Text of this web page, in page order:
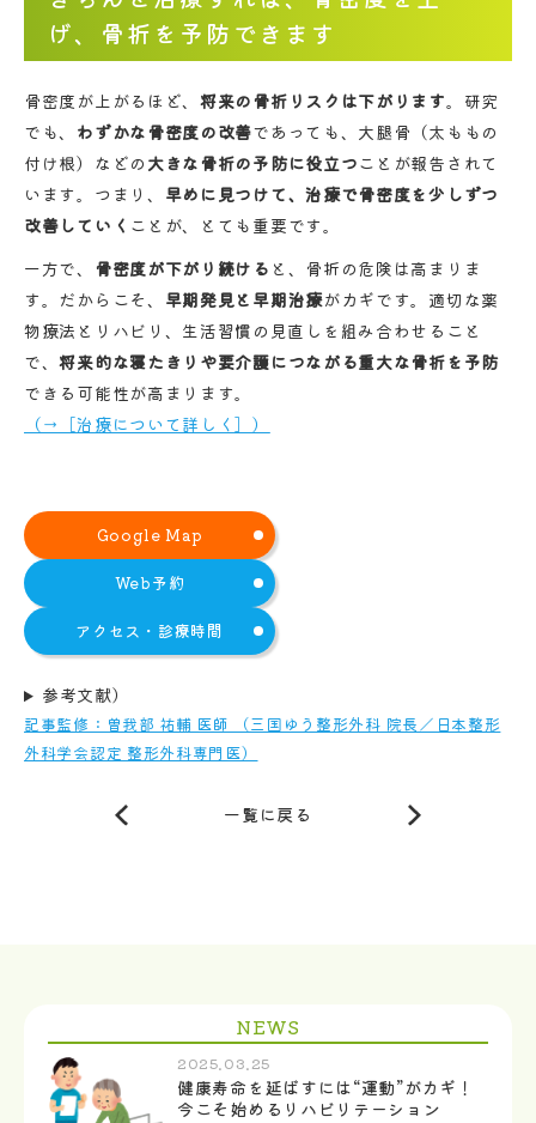
げ、骨折を予防できます
骨密度が上がるほど、 将来の骨折リスクは下がります。研究
でも、 わずかな骨密度の改善であっても、大腿骨（太ももの
付け根）などの 大きな骨折の予防に役立つことが報告されて
います。つまり、 早めに見つけて、治療で骨密度を少しずつ
改善していく ことが、とても重要です。
一方で、 骨密度が下がり続ける と、骨折の危険は高まりま
す。だからこそ、 早期発見と早期治療がカギです。適切な薬
物療法とリハビリ、生活習慣の見直しを組み合わせること
で、将来的な寝たきりや要介護につながる重大な骨折を予防
できる可能性が高まります。
（→［治療について詳しく］）
Google Map
Web予約
アクセス・診療時間
参考文献）
記事監修：曽我部 祐輔 医師 （三国ゆう整形外科 院長／日本整形
外科学会認定 整形外科専門医）
一覧に戻る
NEWS
2025.03.25
健康寿命を延ばすには“運動”がカギ！
今こそ始めるリハビリテーション